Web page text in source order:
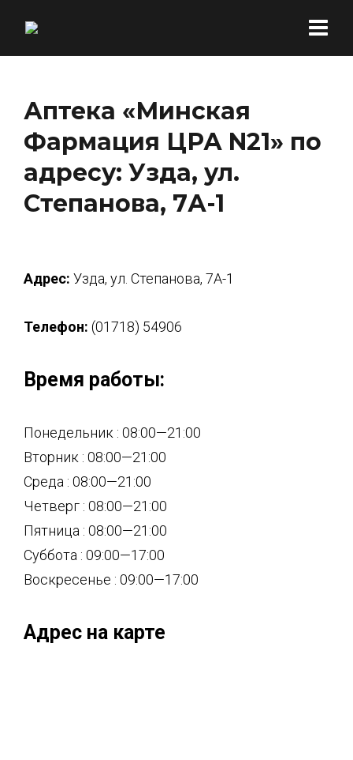
Аптека «Минская
Фармация ЦРА N21» по
адресу: Узда, ул.
Степанова, 7А-1
Адрес: Узда, ул. Степанова, 7А-1
Телефон: (01718) 54906
Время работы:
Понедельник : 08:00—21:00
Вторник : 08:00—21:00
Среда : 08:00—21:00
Четверг : 08:00—21:00
Пятница : 08:00—21:00
Суббота : 09:00—17:00
Воскресенье : 09:00—17:00
Адрес на карте